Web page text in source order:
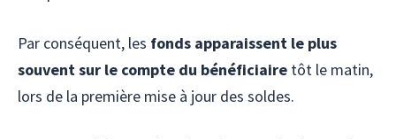
Par conséquent, les fonds apparaissent le plus
souvent sur le compte du bénéficiaire tôt le matin,
lors de la première mise à jour des soldes.